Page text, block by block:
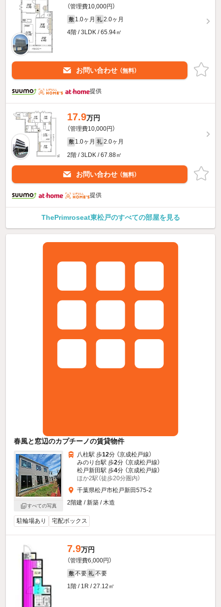
（管理費10,000円）
敷 1.0ヶ月 礼 2.0ヶ月
4階 / 3LDK / 65.94㎡
お問い合わせ （無料）
提供
17.9万円
（管理費10,000円）
敷 1.0ヶ月 礼 2.0ヶ月
2階 / 3LDK / 67.88㎡
お問い合わせ （無料）
提供
ThePrimroseat東松戸のすべての部屋を見る
春風と窓辺のカプチーノの賃貸物件
すべての写真
八柱駅 歩12分 （京成松戸線）
みのり台駅 歩2分 （京成松戸線）
松戸新田駅 歩4分 （京成松戸線）
ほか2駅（徒歩20分圏内）
千葉県松戸市松戸新田575-2
2階建 / 新築 / 木造
駐輪場あり 宅配ボックス
7.9万円
（管理費6,000円）
敷 不要 礼 不要
1階 / 1R / 27.12㎡